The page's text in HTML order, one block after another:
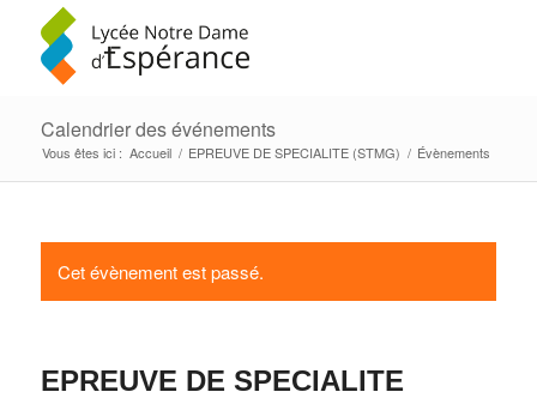
Calendrier des événements
Vous êtes ici : Accueil / EPREUVE DE SPECIALITE (STMG) / Évènements
Cet évènement est passé.
EPREUVE DE SPECIALITE